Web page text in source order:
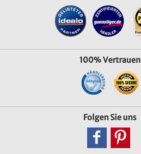
100% Vertrauen
Folgen Sie uns